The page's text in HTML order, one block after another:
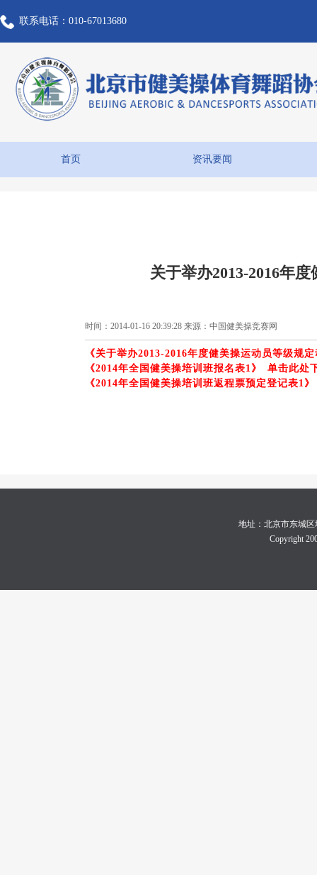
联系电话：010-67013680
首页 资讯要闻
关于举办2013-2016年
时间：2014-01-16 20:39:28 来源：中国健美操竞赛网
《关于举办2013-2016年度健美操运动员等级规
《2014年全国健美操培训班报名表1》 单击此处
《2014年全国健美操培训班返程票预定登记表1
地址：北京市东城区
Copyright